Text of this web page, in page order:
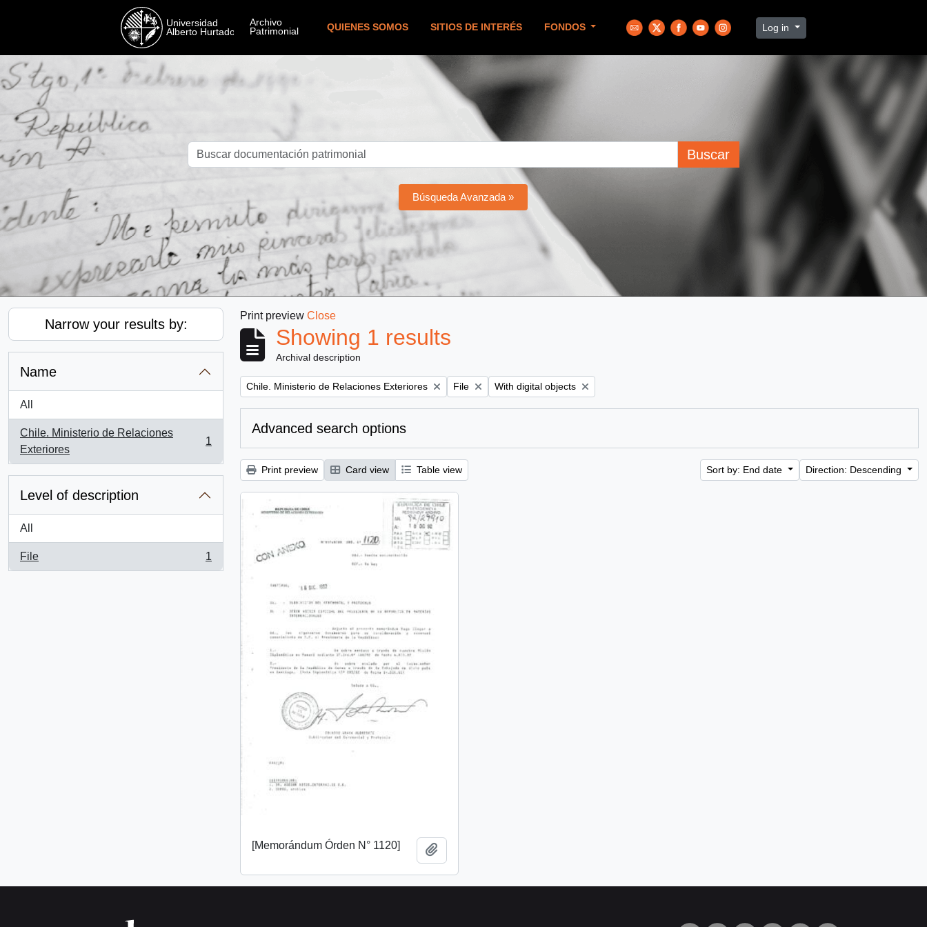
QUIENES SOMOS SITIOS DE INTERÉS FONDOS Log in
Buscar
Búsqueda Avanzada »
Narrow your results by:
Name
All
Chile. Ministerio de Relaciones
Exteriores
, 1 results
1
Level of description
All
File
, 1 results
1
Print preview Close
Showing 1 results
Archival description
Remove filter:
Chile. Ministerio de Relaciones Exteriores Remove filter:
File Remove filter:
With digital objects
Advanced search options
Print preview Card view Table view Sort by: End date Direction: Descending
[Memorándum Órden N° 1120]